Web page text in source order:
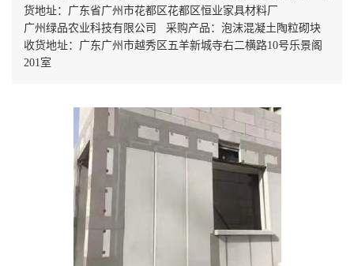
货地址：广东省广州市花都区花都区恒业家具材料厂
广州绿品农业科技有限公司 采购产品：泡沫混凝土陶粒砌块
收货地址：广东广州市越秀区五羊新城寺右二横路10号乐景阁
201室